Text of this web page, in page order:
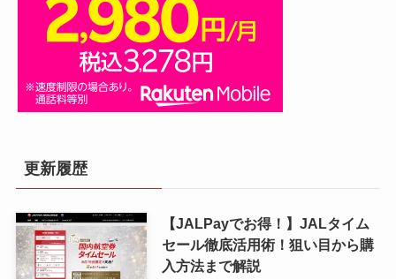
更新履歴
【JALPayでお得！】JALタイム
セール徹底活用術！狙い目から購
入方法まで解説